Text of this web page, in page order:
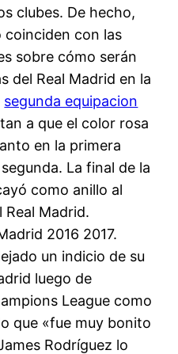
clubes. De hecho,
coinciden con las
sobre cómo serán
del Real Madrid en la
segunda equipacion
a que el color rosa
en la primera
La final de la
como anillo al
Real Madrid.
2016 2017.
un indicio de su
luego de
League como
que «fue muy bonito
Rodríguez lo